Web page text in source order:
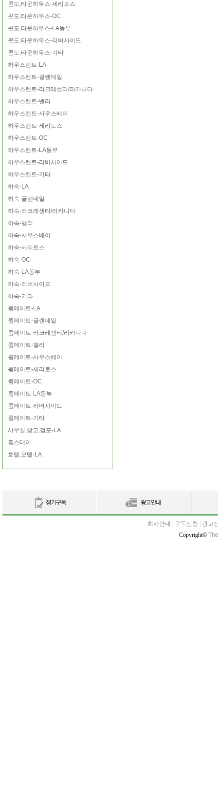
콘도,타운하우스-세리토스
콘도,타운하우스-OC
콘도,타운하우스-LA동부
콘도,타운하우스-리버사이드
콘도,타운하우스-기타
하우스렌트-LA
하우스렌트-글렌데일
하우스렌트-라크레센타/라카나다
하우스렌트-밸리
하우스렌트-사우스베이
하우스렌트-세리토스
하우스렌트-OC
하우스렌트-LA동부
하우스렌트-리버사이드
하우스렌트-기타
하숙-LA
하숙-글렌데일
하숙-라크레센타/라카나다
하숙-밸리
하숙-사우스베이
하숙-세리토스
하숙-OC
하숙-LA동부
하숙-리버사이드
하숙-기타
룸메이트-LA
룸메이트-글렌데일
룸메이트-라크레센타/라카나다
룸메이트-밸리
룸메이트-사우스베이
룸메이트-세리토스
룸메이트-OC
룸메이트-LA동부
룸메이트-리버사이드
룸메이트-기타
사무실,창고,점포-LA
홈스테이
호텔,모텔-LA
회사안내 구독신청
광고
Copyright©